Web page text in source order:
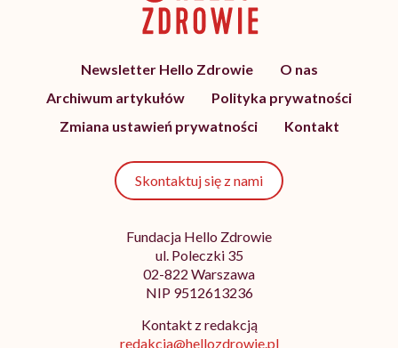
Newsletter Hello Zdrowie
O nas
Archiwum artykułów
Polityka prywatności
Zmiana ustawień prywatności
Kontakt
Skontaktuj się z nami
Fundacja Hello Zdrowie
ul. Poleczki 35
02-822 Warszawa
NIP 9512613236
Kontakt z redakcją
redakcja@hellozdrowie.pl